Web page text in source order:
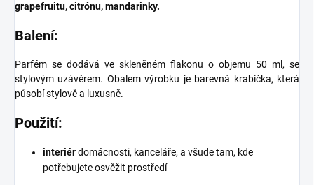
grapefruitu, citrónu, mandarinky.
Balení:
Parfém se dodává ve skleněném flakonu o objemu 50 ml, se
stylovým uzávěrem. Obalem výrobku je barevná krabička, která
působí stylově a luxusně.
Použití:
interiérdomácnosti, kanceláře, a všude tam, kde
potřebujete osvěžit prostředí